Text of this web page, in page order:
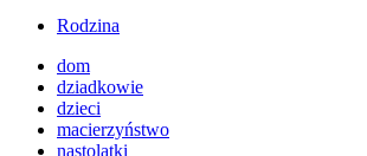
Rodzina
dom
dziadkowie
dzieci
macierzyństwo
nastolatki